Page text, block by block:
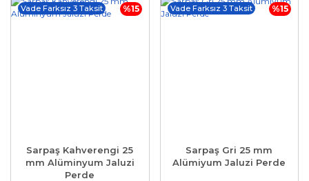
%15
Vade Farksız 3 Taksit
Sarpaş Kahverengi 25
mm Alüminyum Jaluzi
Perde
%15
Vade Farksız 3 Taksit
Sarpaş Gri 25 mm
Alümiyum Jaluzi Perde